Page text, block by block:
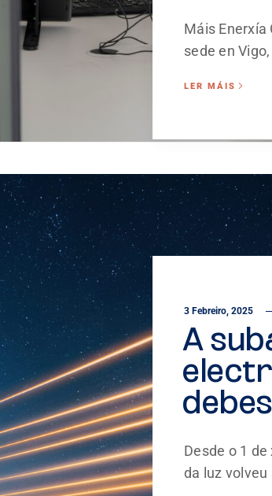
Máis Enerxía
sede en
LER MÁIS
3 Febreiro, 2025
A
Desde o 1
da luz volveu